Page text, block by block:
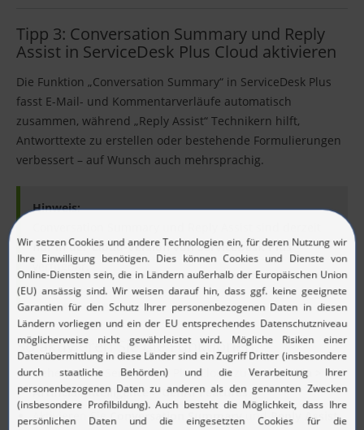
Tipp 3: Conversation Summary und Reply
Assist in ServiceDesk Plus Cloud aktivieren
Die Funktion „Conversation Summary“ in ServiceDesk Plus
fasst E-Mail- und Kommentarverläufe automatisch
zusammen, während „Reply Assist“ Technikern hilft,
Antworttexte zu erstellen oder bestehende Formulierungen
verbessert – auf Wunsch auch mehrsprachig.
Hinweis:
nur in der Cloud-Version von ServiceDesk Plus
verfügbar.
So aktivieren Sie die Funktionen:
Gehen Sie in ServiceDesk Plus Cloud zuSetup > Zia >
Artificial Intelligence > GenAI Features
Aktivieren SieConversation SummaryundReply Assist.